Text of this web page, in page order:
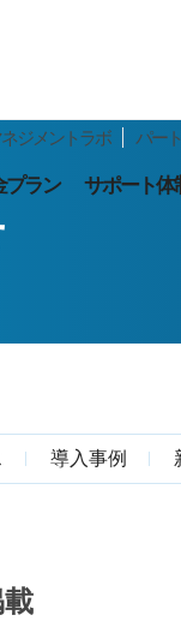
ジメントラボ パー
プラン サポート体
導入事例